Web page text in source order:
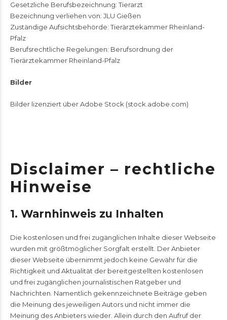
Gesetzliche Berufsbezeichnung: Tierarzt
Bezeichnung verliehen von: JLU Gießen
Zuständige Aufsichtsbehörde: Tierärztekammer Rheinland-
Pfalz
Berufsrechtliche Regelungen: Berufsordnung der
Tierärztekammer Rheinland-Pfalz
Bilder
Bilder lizenziert über Adobe Stock (stock.adobe.com)
Disclaimer – rechtliche
Hinweise
1. Warnhinweis zu Inhalten
Die kostenlosen und frei zugänglichen Inhalte dieser Webseite
wurden mit größtmöglicher Sorgfalt erstellt. Der Anbieter
dieser Webseite übernimmt jedoch keine Gewähr für die
Richtigkeit und Aktualität der bereitgestellten kostenlosen
und frei zugänglichen journalistischen Ratgeber und
Nachrichten. Namentlich gekennzeichnete Beiträge geben
die Meinung des jeweiligen Autors und nicht immer die
Meinung des Anbieters wieder. Allein durch den Aufruf der